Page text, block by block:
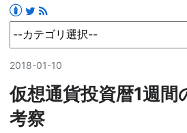
2018-01-10
仮想通貨投資暦1週間
考察